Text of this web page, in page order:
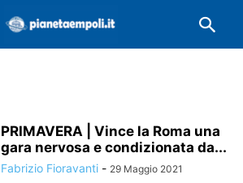
PRIMAVERA | Vince la Roma una
gara nervosa e condizionata da...
Fabrizio Fioravanti - 29 Maggio 2021